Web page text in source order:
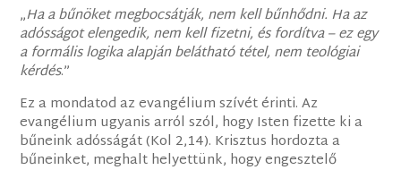
„Ha a bűnöket megbocsátják, nem kell bűnhődni. Ha az
adósságot elengedik, nem kell fizetni, és fordítva – ez egy
a formális logika alapján belátható tétel, nem teológiai
kérdés.”
Ez a mondatod az evangélium szívét érinti. Az
evangélium ugyanis arról szól, hogy Isten fizette ki a
bűneink adósságát (Kol 2,14). Krisztus hordozta a
bűneinket, meghalt helyettünk, hogy engesztelő